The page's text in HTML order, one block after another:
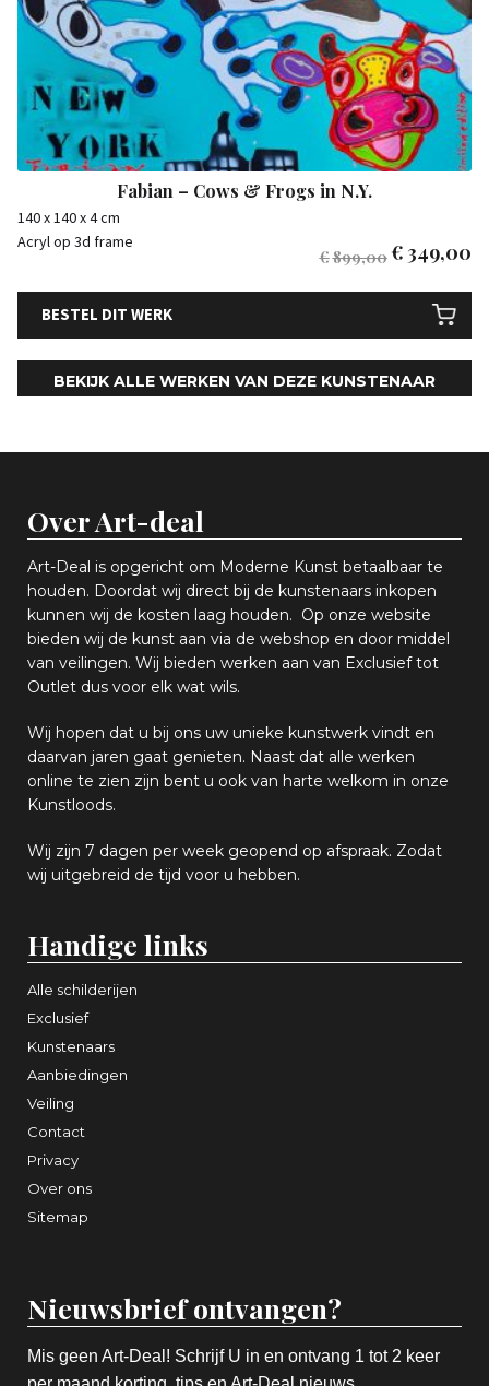
Fabian – Cows & Frogs in N.Y.
140 x 140 x 4 cm
Acryl op 3d frame
€899,00€ 349,00
BESTEL DIT WERK
BEKIJK ALLE WERKEN VAN DEZE KUNSTENAAR
Over Art-deal
Art-Deal is opgericht om Moderne Kunst betaalbaar te
houden. Doordat wij direct bij de kunstenaars inkopen
kunnen wij de kosten laag houden. Op onze website
bieden wij de kunst aan via de webshop en door middel
van veilingen. Wij bieden werken aan van Exclusief tot
Outlet dus voor elk wat wils.
Wij hopen dat u bij ons uw unieke kunstwerk vindt en
daarvan jaren gaat genieten. Naast dat alle werken
online te zien zijn bent u ook van harte welkom in onze
Kunstloods.
Wij zijn 7 dagen per week geopend op afspraak. Zodat
wij uitgebreid de tijd voor u hebben.
Handige links
Alle schilderijen
Exclusief
Kunstenaars
Aanbiedingen
Veiling
Contact
Privacy
Over ons
Sitemap
Nieuwsbrief ontvangen?
Mis geen Art-Deal! Schrijf U in en ontvang 1 tot 2 keer